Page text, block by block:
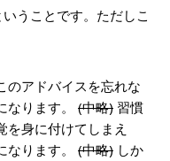
うことです。ただしこ
のアドバイスを忘れな
ります。 (中略) 習慣
身に付けてしまえ
ります。 (中略) しか